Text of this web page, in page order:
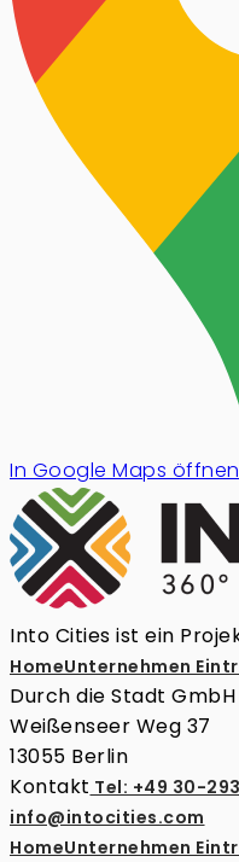
In Google Maps öffnen
Into Cities ist ein
HomeUnternehmen
Durch die Stadt GmbH
Weißenseer Weg 37
13055 Berlin
Kontakt Tel: +49 30-
info@intocities.com
HomeUnternehmen